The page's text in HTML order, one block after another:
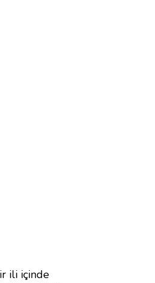
ili içinde